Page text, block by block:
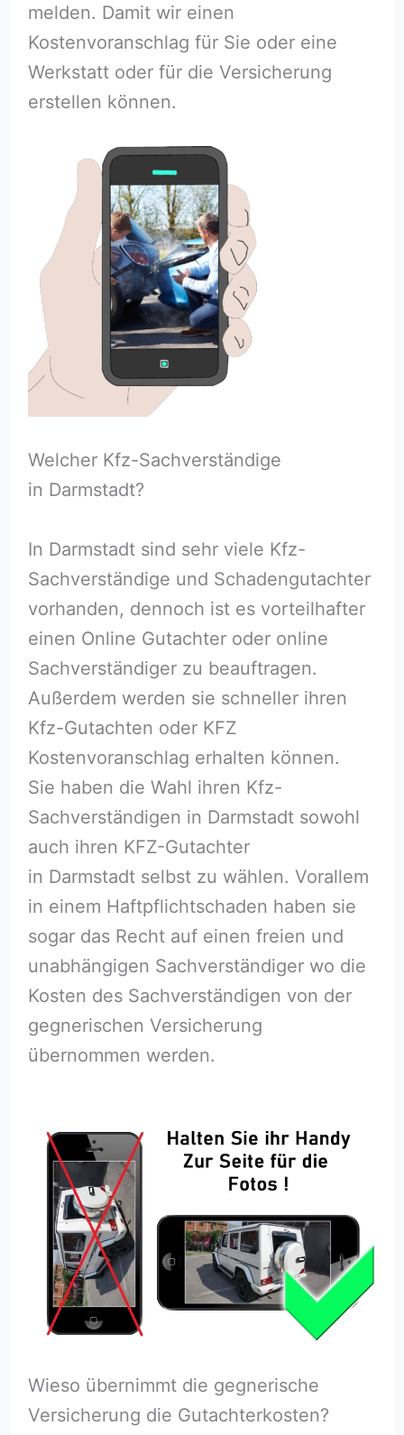
melden. Damit wir einen
Kostenvoranschlag für Sie oder eine
Werkstatt oder für die Versicherung
erstellen können.
Welcher Kfz-Sachverständige
in Darmstadt?
In Darmstadt sind sehr viele Kfz-
Sachverständige und Schadengutachter
vorhanden, dennoch ist es vorteilhafter
einen Online Gutachter oder online
Sachverständiger zu beauftragen.
Außerdem werden sie schneller ihren
Kfz-Gutachten oder KFZ
Kostenvoranschlag erhalten können.
Sie haben die Wahl ihren Kfz-
Sachverständigen in Darmstadt sowohl
auch ihren KFZ-Gutachter
in Darmstadt selbst zu wählen. Vorallem
in einem Haftpflichtschaden haben sie
sogar das Recht auf einen freien und
unabhängigen Sachverständiger wo die
Kosten des Sachverständigen von der
gegnerischen Versicherung
übernommen werden.
Wieso übernimmt die gegnerische
Versicherung die Gutachterkosten?